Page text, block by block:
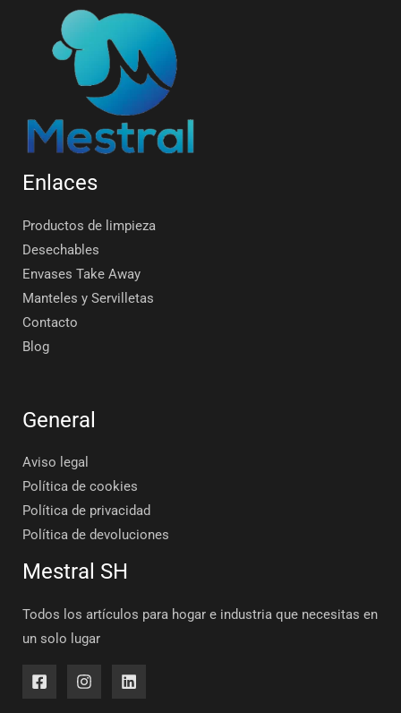
Enlaces
Productos de limpieza
Desechables
Envases Take Away
Manteles y Servilletas
Contacto
Blog
General
Aviso legal
Política de cookies
Política de privacidad
Política de devoluciones
Mestral SH
Todos los artículos para hogar e industria que necesitas en
un solo lugar